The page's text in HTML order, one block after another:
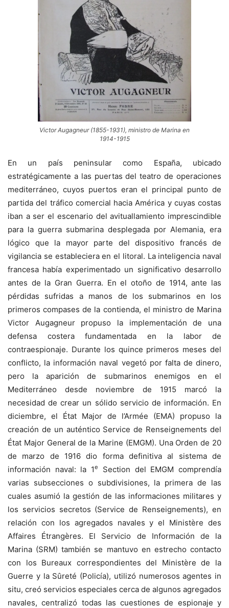
Victor Augagneur (1855-1931), ministro de Marina en
1914-1915
En un país peninsular como España, ubicado
estratégicamente a las puertas del teatro de operaciones
mediterráneo, cuyos puertos eran el principal punto de
partida del tráfico comercial hacia América y cuyas costas
iban a ser el escenario del avituallamiento imprescindible
para la guerra submarina desplegada por Alemania, era
lógico que la mayor parte del dispositivo francés de
vigilancia se estableciera en el litoral. La inteligencia naval
francesa había experimentado un significativo desarrollo
antes de la Gran Guerra. En el otoño de 1914, ante las
pérdidas sufridas a manos de los submarinos en los
primeros compases de la contienda, el ministro de Marina
Victor Augagneur propuso la implementación de una
defensa costera fundamentada en la labor de
contraespionaje. Durante los quince primeros meses del
conflicto, la información naval vegetó por falta de dinero,
pero la aparición de submarinos enemigos en el
Mediterráneo desde noviembre de 1915 marcó la
necesidad de crear un sólido servicio de información. En
diciembre, el État Major de l’Armée (EMA) propuso la
creación de un auténtico Service de Renseignements del
État Major General de la Marine (EMGM). Una Orden de 20
de marzo de 1916 dio forma definitiva al sistema de
información naval: la 1e
Section del EMGM comprendía
varias subsecciones o subdivisiones, la primera de las
cuales asumió la gestión de las informaciones militares y
los servicios secretos (Service de Renseignements), en
relación con los agregados navales y el Ministère des
Affaires Étrangères. El Servicio de Información de la
Marina (SRM) también se mantuvo en estrecho contacto
con los Bureaux correspondientes del Ministère de la
Guerre y la Sûreté (Policía), utilizó numerosos agentes in
situ, creó servicios especiales cerca de algunos agregados
navales, centralizó todas las cuestiones de espionaje y